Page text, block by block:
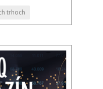
trhoch